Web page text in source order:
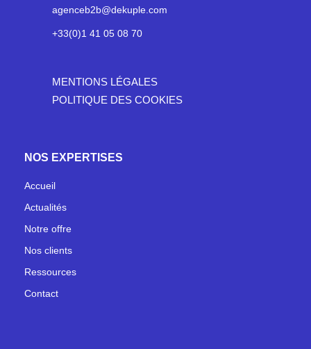
agenceb2b@dekuple.com
+33(0)1 41 05 08 70
MENTIONS LÉGALES
POLITIQUE DES COOKIES
NOS EXPERTISES
Accueil
Actualités
Notre offre
Nos clients
Ressources
Contact